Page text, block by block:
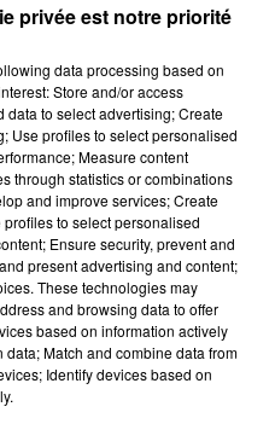
privée est notre priorité
data processing based on
Store and/or access
to select advertising; Create
Use profiles to select personalised
Measure content
through statistics or combinations
and improve services; Create
to select personalised
Ensure security, prevent and
present advertising and content;
These technologies may
and browsing data to offer
based on information actively
Match and combine data from
Identify devices based on